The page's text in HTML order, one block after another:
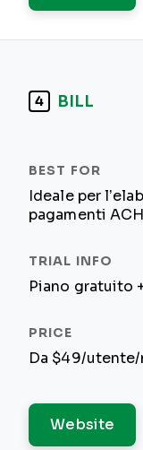
4 BILL
Ideale per
pagamenti ACH
Piano gratuito
Da $49/
Website